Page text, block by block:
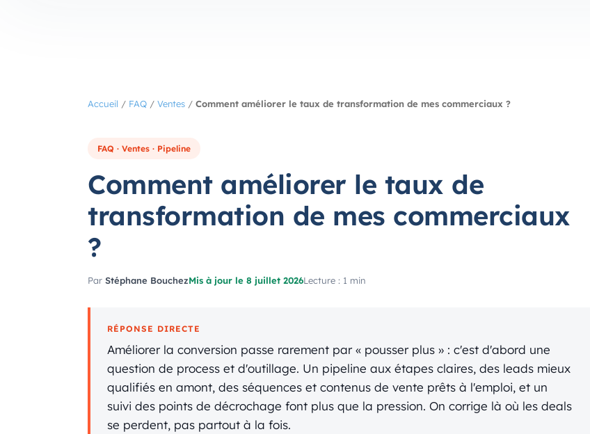
Accueil / FAQ / Ventes / Comment améliorer le taux de transformation de mes commerciaux ?
FAQ · Ventes · Pipeline
Comment améliorer le taux de
transformation de mes commerciaux
?
Par Stéphane BouchezMis à jour le 8 juillet 2026Lecture : 1 min
RÉPONSE DIRECTE
Améliorer la conversion passe rarement par « pousser plus » : c'est d'abord une
question de process et d'outillage. Un pipeline aux étapes claires, des leads mieux
qualifiés en amont, des séquences et contenus de vente prêts à l'emploi, et un
suivi des points de décrochage font plus que la pression. On corrige là où les deals
se perdent, pas partout à la fois.